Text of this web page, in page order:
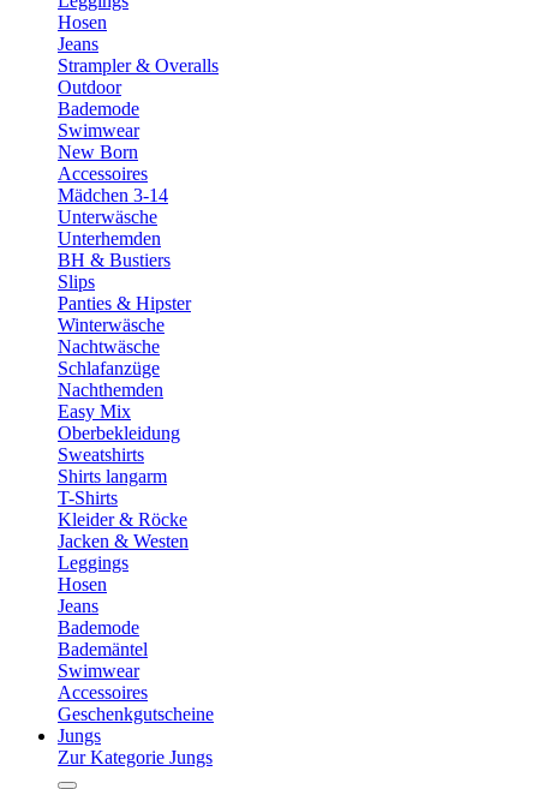
Hosen
Jeans
Strampler & Overalls
Outdoor
Bademode
Swimwear
New Born
Accessoires
Mädchen 3-14
Unterwäsche
Unterhemden
BH & Bustiers
Slips
Panties & Hipster
Winterwäsche
Nachtwäsche
Schlafanzüge
Nachthemden
Easy Mix
Oberbekleidung
Sweatshirts
Shirts langarm
T-Shirts
Kleider & Röcke
Jacken & Westen
Leggings
Hosen
Jeans
Bademode
Bademäntel
Swimwear
Accessoires
Geschenkgutscheine
Jungs
Zur Kategorie Jungs